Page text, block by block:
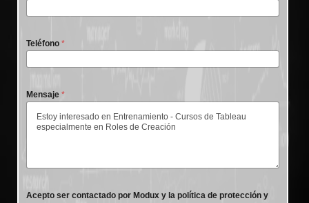
Teléfono *
Mensaje *
Acepto ser contactado por Modux y la política de protección y